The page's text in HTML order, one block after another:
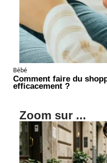
Bébé
Comment faire du
efficacement ?
Zoom sur ...